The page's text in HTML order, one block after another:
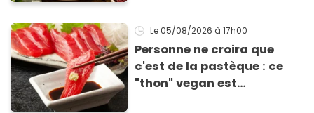
grillades
Le 05/08/2026 à 17h00
Personne ne croira que
c'est de la pastèque : ce
"thon" vegan est